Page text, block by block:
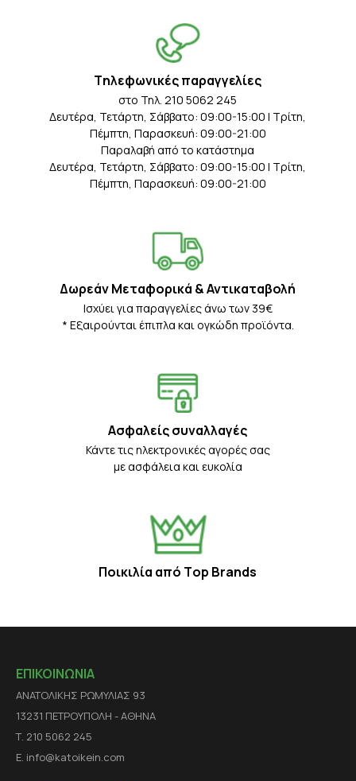
Tηλεφωνικές παραγγελίες
στο Τηλ. 210 5062 245
Δευτέρα, Τετάρτη, Σάββατο: 09:00-15:00 | Τρίτη,
Πέμπτη, Παρασκευή: 09:00-21:00
Παραλαβή από το κατάστημα
Δευτέρα, Τετάρτη, Σάββατο: 09:00-15:00 | Τρίτη,
Πέμπτη, Παρασκευή: 09:00-21:00
Δωρεάν Μεταφορικά & Αντικαταβολή
Iσχύει για παραγγελίες άνω των 39€
* Eξαιρούνται έπιπλα και ογκώδη προϊόντα.
Ασφαλείς συναλλαγές
Κάντε τις ηλεκτρονικές αγορές σας
με ασφάλεια και ευκολία
Ποικιλία από Τop Βrands
ΕΠΙΚΟΙΝΩΝΙΑ
ΑΝΑΤΟΛΙΚΗΣ ΡΩΜΥΛΙΑΣ 93
13231 ΠΕΤΡΟΥΠΟΛΗ - ΑΘΗΝΑ
Τ. 210 5062 245
E. info@katoikein.com